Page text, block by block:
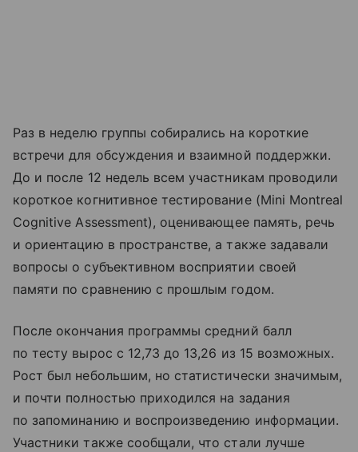
Раз в неделю группы собирались на короткие
встречи для обсуждения и взаимной поддержки.
До и после 12 недель всем участникам проводили
короткое когнитивное тестирование (Mini Montreal
Cognitive Assessment), оценивающее память, речь
и ориентацию в пространстве, а также задавали
вопросы о субъективном восприятии своей
памяти по сравнению с прошлым годом.
После окончания программы средний балл
по тесту вырос с 12,73 до 13,26 из 15 возможных.
Рост был небольшим, но статистически значимым,
и почти полностью приходился на задания
по запоминанию и воспроизведению информации.
Участники также сообщали, что стали лучше